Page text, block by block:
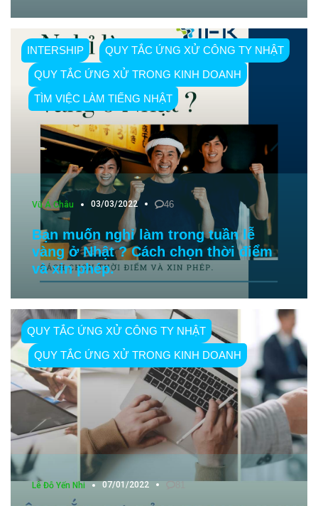
Vũ Á Châu 03/03/2022 46
Bạn muốn nghỉ làm trong tuần lễ
vàng ở Nhật ? Cách chọn thời điểm
và xin phép.
INTERSHIP
QUY TẮC ỨNG XỬ CÔNG TY NHẬT
QUY TẮC ỨNG XỬ TRONG KINH DOANH
TÌM VIỆC LÀM TIẾNG NHẬT
Lê Đỗ Yến Nhi 07/01/2022
QUY TẮC ỨNG XỬ CÔNG TY NHẬT
QUY TẮC ỨNG XỬ TRONG KINH DOANH